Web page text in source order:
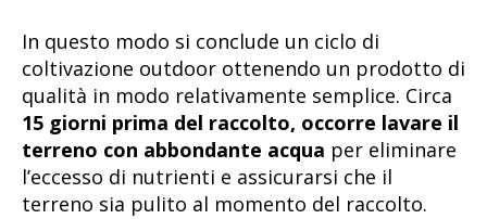
In questo modo si conclude un ciclo di
coltivazione outdoor ottenendo un prodotto di
qualità in modo relativamente semplice. Circa
15 giorni prima del raccolto, occorre lavare il
terreno con abbondante acqua per eliminare
l’eccesso di nutrienti e assicurarsi che il
terreno sia pulito al momento del raccolto.